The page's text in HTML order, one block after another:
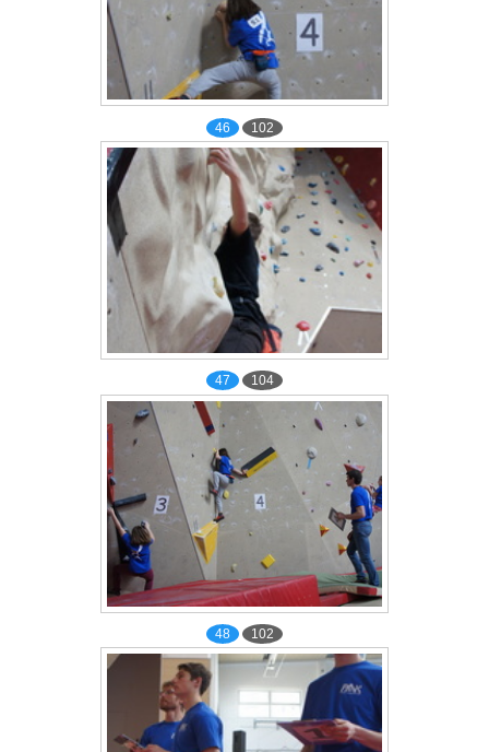
46 102
47 104
48 102